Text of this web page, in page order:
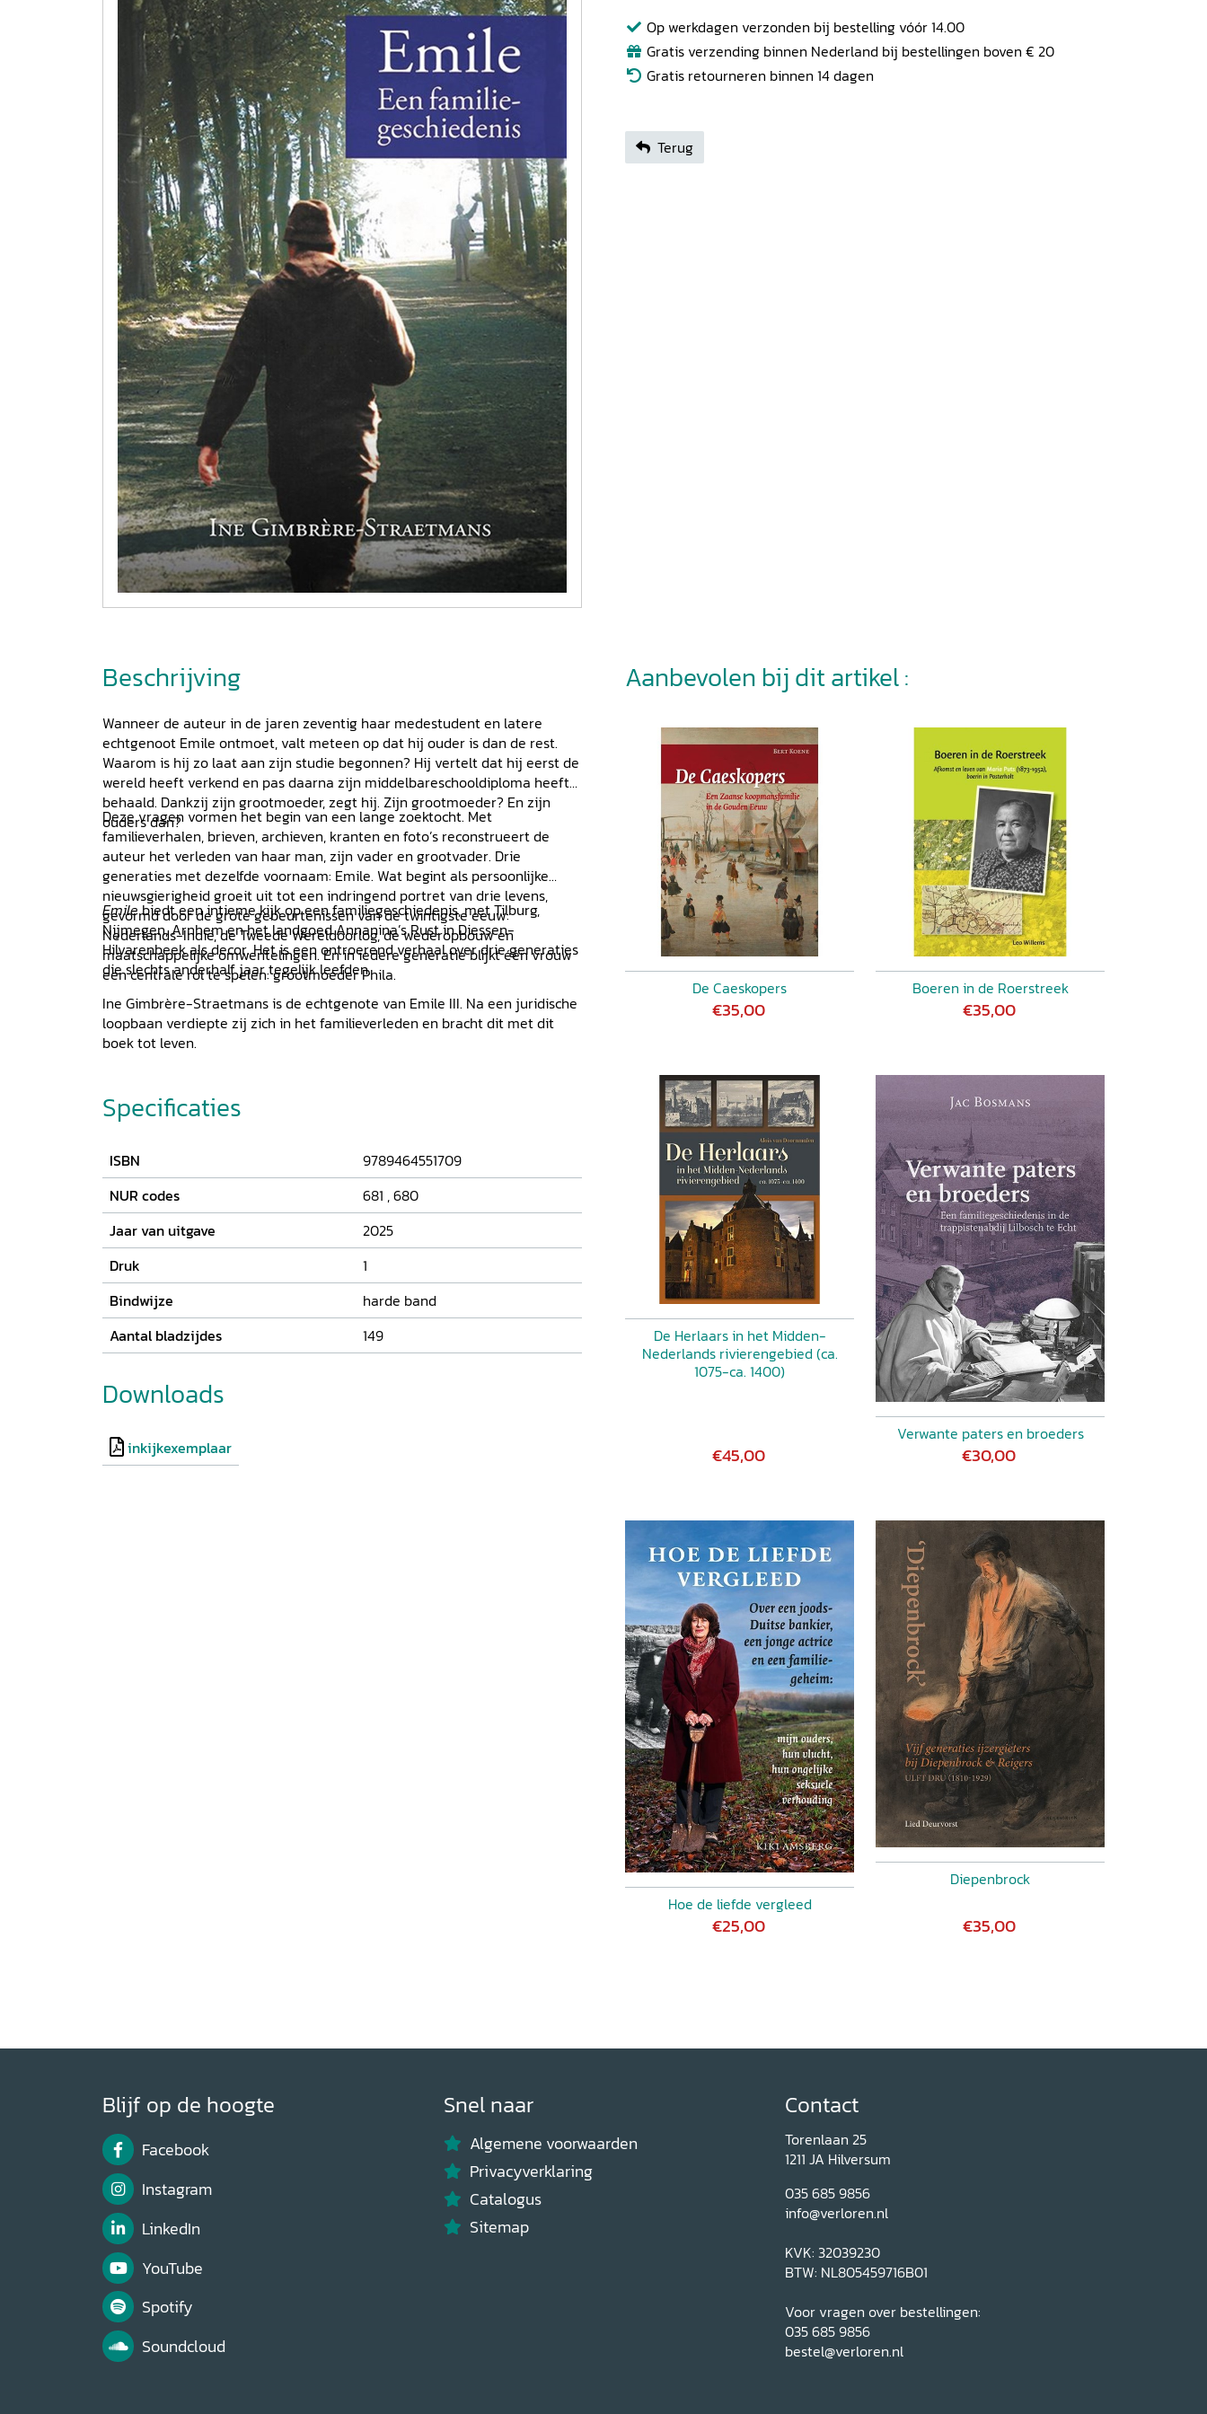
Op werkdagen verzonden bij bestelling vóór 14.00
Gratis verzending binnen Nederland bij bestellingen boven € 20
Gratis retourneren binnen 14 dagen
Terug
Beschrijving
Wanneer de auteur in de jaren zeventig haar medestudent en latere
echtgenoot Emile ontmoet, valt meteen op dat hij ouder is dan de rest.
Waarom is hij zo laat aan zijn studie begonnen? Hij vertelt dat hij eerst de
wereld heeft verkend en pas daarna zijn middelbareschooldiploma heeft
behaald. Dankzij zijn grootmoeder, zegt hij. Zijn grootmoeder? En zijn
ouders dan?
Deze vragen vormen het begin van een lange zoektocht. Met
familieverhalen, brieven, archieven, kranten en foto’s reconstrueert de
auteur het verleden van haar man, zijn vader en grootvader. Drie
generaties met dezelfde voornaam: Emile. Wat begint als persoonlijke
nieuwsgierigheid groeit uit tot een indringend portret van drie levens,
gevormd door de grote gebeurtenissen van de twintigste eeuw:
Nederlands-Indië, de Tweede Wereldoorlog, de wederopbouw en
maatschappelijke omwentelingen. En in iedere generatie blijkt één vrouw
een centrale rol te spelen: grootmoeder Phila.
Emilebiedt een intieme kijk op een familiegeschiedenis, met Tilburg,
Nijmegen, Arnhem en het landgoed Annanina’s Rust in Diessen-
Hilvarenbeek als decor. Het is een ontroerend verhaal over drie generaties
die slechts anderhalf jaar tegelijk leefden.
Ine Gimbrère-Straetmans is de echtgenote van Emile III. Na een juridische
loopbaan verdiepte zij zich in het familieverleden en bracht dit met dit
boek tot leven.
Specificaties
ISBN
9789464551709
NUR codes
681 ,680
Jaar van uitgave
2025
Druk
1
Bindwijze
harde band
Aantal bladzijdes
149
Downloads
inkijkexemplaar
Aanbevolen bij dit artikel :
De Caeskopers
€35,00
Boeren in de Roerstreek
€35,00
De Herlaars in het Midden-
Nederlands rivierengebied (ca.
1075-ca. 1400)
€45,00
Verwante paters en broeders
€30,00
Hoe de liefde vergleed
€25,00
Diepenbrock
€35,00
Blijf op de hoogte
Facebook
Instagram
LinkedIn
YouTube
Spotify
Soundcloud
Snel naar
Algemene voorwaarden
Privacyverklaring
Catalogus
Sitemap
Contact
Torenlaan 25
1211 JA Hilversum
035 685 9856
info@verloren.nl
KVK: 32039230
BTW: NL805459716B01
Voor vragen over bestellingen:
035 685 9856
bestel@verloren.nl